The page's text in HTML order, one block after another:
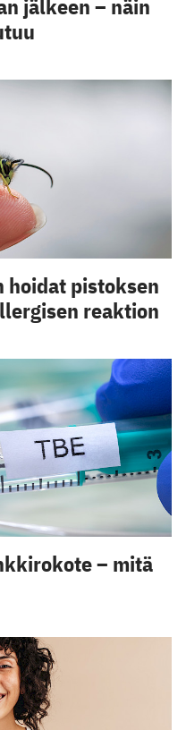
jälkeen – näin
hoidat pistoksen
reaktion
– mitä